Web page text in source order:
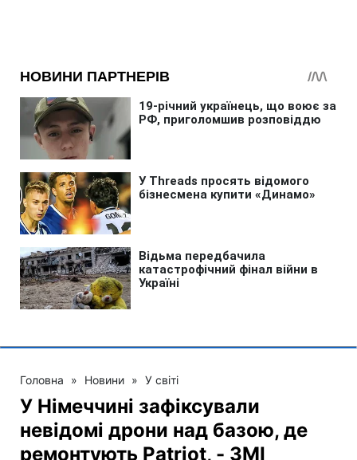
Головна » Новини » У світі
У Німеччині зафіксували
невідомі дрони над базою, де
ремонтують Patriot, - ЗМІ